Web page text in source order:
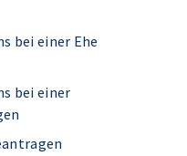
bei einer Ehe
bei einer